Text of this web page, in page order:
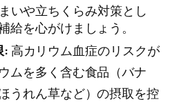
いや立ちくらみ対策とし
給を心がけましょう。
:高カリウム血症のリスクが
ムを多く含む食品（バナ
うれん草など）の摂取を控